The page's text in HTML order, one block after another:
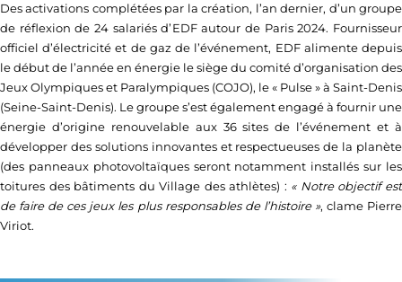
Des activations complétées par la création, l’an dernier, d’un groupe
de réflexion de 24 salariés d’EDFautour de Paris 2024. Fournisseur
officiel d’électricité et de gaz de l’événement, EDF alimente depuis
le début de l’année en énergie le siège du comité d’organisation des
Jeux Olympiques et Paralympiques (COJO), le « Pulse » à Saint-Denis
(Seine-Saint-Denis). Le groupe s’est également engagé à fournir une
énergie d’origine renouvelable aux 36 sites de l’événement et à
développer des solutions innovantes et respectueuses de la planète
(des panneaux photovoltaïques seront notamment installés sur les
toitures des bâtiments du Village des athlètes) : « Notre objectif est
de faire de ces jeux les plus responsables de l’histoire », clame Pierre
Viriot.